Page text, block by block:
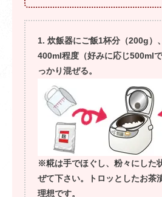
炊飯器にご飯1杯分（200g）
400ml程度（好みに応じ500ml
っかり混ぜる。
※糀は手でほぐし、粉々にした
ぜて下さい。トロッとしたお茶
理想です。